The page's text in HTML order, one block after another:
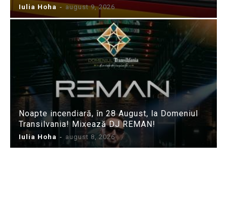
Iulia Hoha - august 9, 2026
Noapte incendiară, în 28 August, la Domeniul
Transilvania! Mixează DJ REMAN!
Iulia Hoha - august 8, 2026